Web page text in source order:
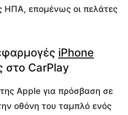
ΗΠΑ, επομένως οι πελάτες
iPhone
στο CarPlay
Apple για πρόσβαση σε
οθόνη του ταμπλό ενός